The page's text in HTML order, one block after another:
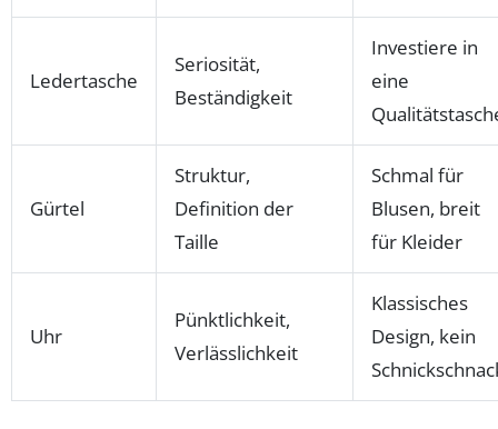
Ledertasche
Seriosität,
Beständigkeit
Investiere in
eine
Gürtel
Struktur,
Definition der
Taille
Schmal für
Blusen, breit
für Kleider
Uhr
Pünktlichkeit,
Verlässlichkeit
Klassisches
Design, kein